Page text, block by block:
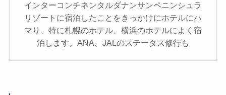
インターコンチネンタルダナンサンペニンシュラ
リゾートに宿泊したことをきっかけにホテルにハ
マり、特に札幌のホテル、横浜のホテルによく宿
泊します。ANA、JALのステータス修行も